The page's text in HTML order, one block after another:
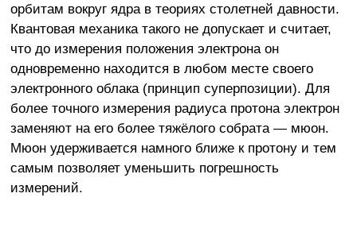
орбитам вокруг ядра в теориях столетней давности.
Квантовая механика такого не допускает и считает,
что до измерения положения электрона он
одновременно находится в любом месте своего
электронного облака (принцип суперпозиции). Для
более точного измерения радиуса протона электрон
заменяют на его более тяжёлого собрата — мюон.
Мюон удерживается намного ближе к протону и тем
самым позволяет уменьшить погрешность
измерений.